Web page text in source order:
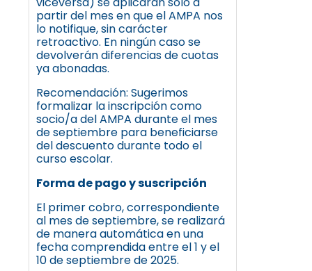
partir del mes en que el AMPA nos
lo notifique, sin carácter
retroactivo. En ningún caso se
devolverán diferencias de cuotas
ya abonadas.
Recomendación: Sugerimos
formalizar la inscripción como
socio/a del AMPA durante el mes
de septiembre para beneficiarse
del descuento durante todo el
curso escolar.
Forma de pago y suscripción
El primer cobro, correspondiente
al mes de septiembre, se realizará
de manera automática en una
fecha comprendida entre el 1 y el
10 de septiembre de 2025.